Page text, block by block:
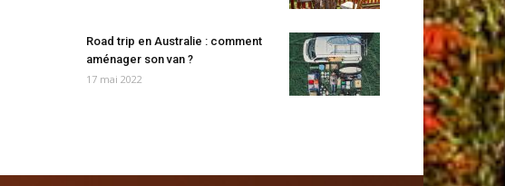
Road trip en Australie : comment
aménager son van ?
17 mai 2022